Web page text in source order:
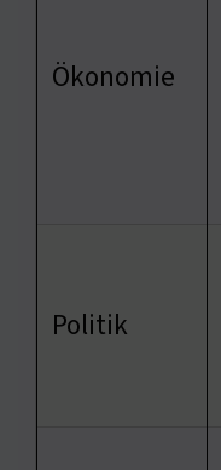
Ökonomie
Politik